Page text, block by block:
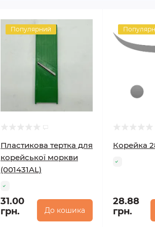
Популярний
Пластикова тертка для
корейської моркви
(001431AL)
31.00
грн.
До кошика
Корейка
28.88
грн.